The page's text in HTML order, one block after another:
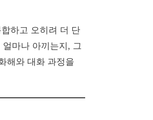
하고 오히려 더 단
마나 아끼는지, 그
해와 대화 과정을